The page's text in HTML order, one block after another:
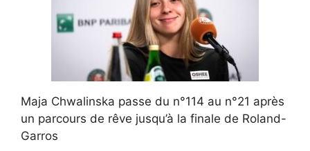
Maja Chwalinska passe du n°114 au n°21 après
un parcours de rêve jusqu’à la finale de Roland-
Garros